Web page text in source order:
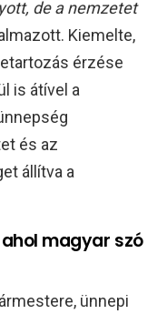
de a nemzetet
Kiemelte,
érzése
is átível a
és az
állítva a
ahol magyar szó
ünnepi